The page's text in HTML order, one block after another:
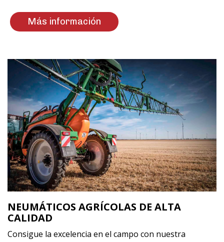
Más información
NEUMÁTICOS AGRÍCOLAS DE ALTA
CALIDAD
Consigue la excelencia en el campo con nuestra